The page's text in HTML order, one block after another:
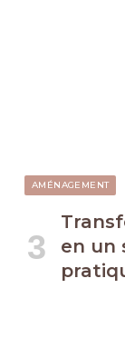
AMÉNAGEMENT
en un